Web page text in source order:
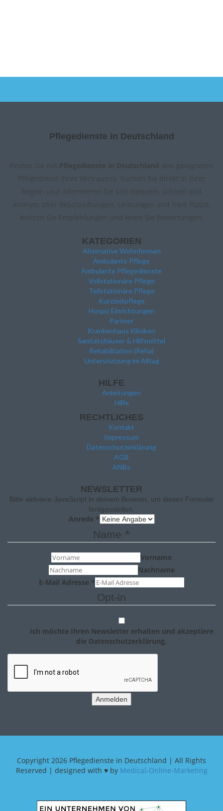
Pflegedienste in Deutschland
Finden Sie mit Pflegedienste in Deutschland den geeigneten
Pflegedienst Ihres Vertrauens. Suchen Sie direkt in Ihrer
Region und informieren Sie sich bequem, schnell und
anonym über Beschreibungen, Leistungen und freie Plätze.
Nutzen Sie Empfehlungen und lesen Sie Bewertungen.
KATEGORIEN
Alternative Wohnformen
Ambulante Pflege
Ambulante Pflegedienste
Vollstationäre Pflege
Teilstationäre Pflege
Kurzzeitpflege
Hospiz Einrichtungen
Partner
Krankenhaus Kliniken
Sanitätshäuser & Hilfsmittel
Rehabilitation (Reha)
Unterstützung im Alltag
HILFE
Anleitungen
Hilfe
RECHTLICHES
Kontakt
Impressum
Datenschutzerklärung
AGB
ANBs
NEWSLETTER
Bitte aktiviere JavaScript in deinem Browser, um dieses Formular
fertigzustellen.
Anrede *
Name *
Vorname
Nachname
E-Mail Adresse *
Opt-in
Ich möchte Ihren Newsletter erhalten und akzeptiere
die Datenschutzerklärung.
Anmelden
Copyright 2026 Pflegedienste in Deutschland | All Rights
Reserved | designed with ♥ by Medical-Online-Marketing